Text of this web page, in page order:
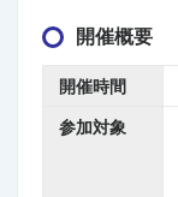
開催概要
開催時間
参加対象